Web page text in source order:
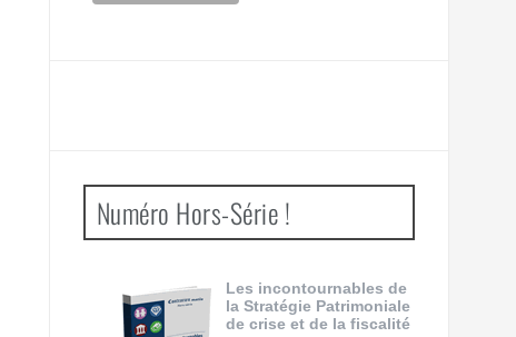
Numéro Hors-Série !
Les incontournables de
la Stratégie Patrimoniale
de crise et de la fiscalité